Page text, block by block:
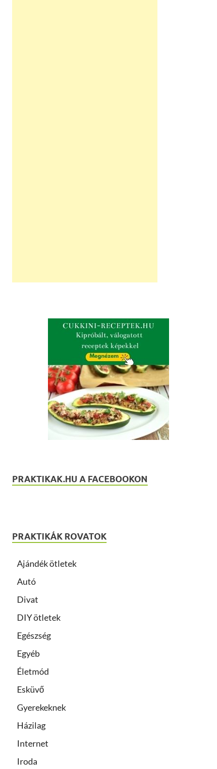
PRAKTIKAK.HU A FACEBOOKON
PRAKTIKÁK ROVATOK
Ajándék ötletek
Autó
Divat
DIY ötletek
Egészség
Egyéb
Életmód
Esküvő
Gyerekeknek
Házilag
Internet
Iroda